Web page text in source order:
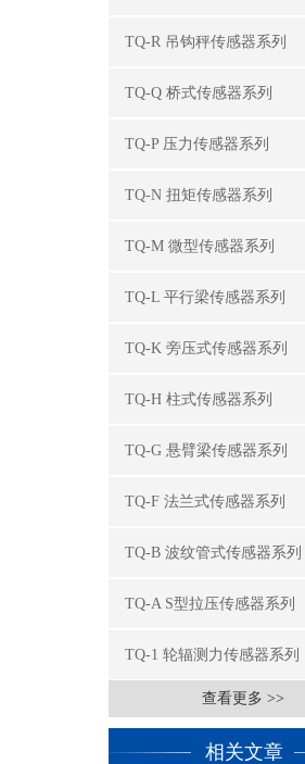
TQ-R 吊钩秤传感器系列
TQ-Q 桥式传感器系列
TQ-P 压力传感器系列
TQ-N 扭矩传感器系列
TQ-M 微型传感器系列
TQ-L 平行梁传感器系列
TQ-K 旁压式传感器系列
TQ-H 柱式传感器系列
TQ-G 悬臂梁传感器系列
TQ-F 法兰式传感器系列
TQ-B 波纹管式传感器系列
TQ-A S型拉压传感器系列
TQ-1 轮辐测力传感器系列
查看更多 >>
相关文章